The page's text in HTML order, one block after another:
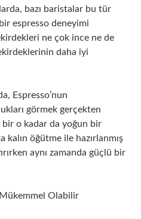
bazı baristalar bu tür
espresso deneyimi
ne çok ince ne de
daha iyi
Espresso’nun
görmek gerçekten
bir o kadar da yoğun bir
öğütme ile hazırlanmış
aynı zamanda güçlü bir
Olabilir